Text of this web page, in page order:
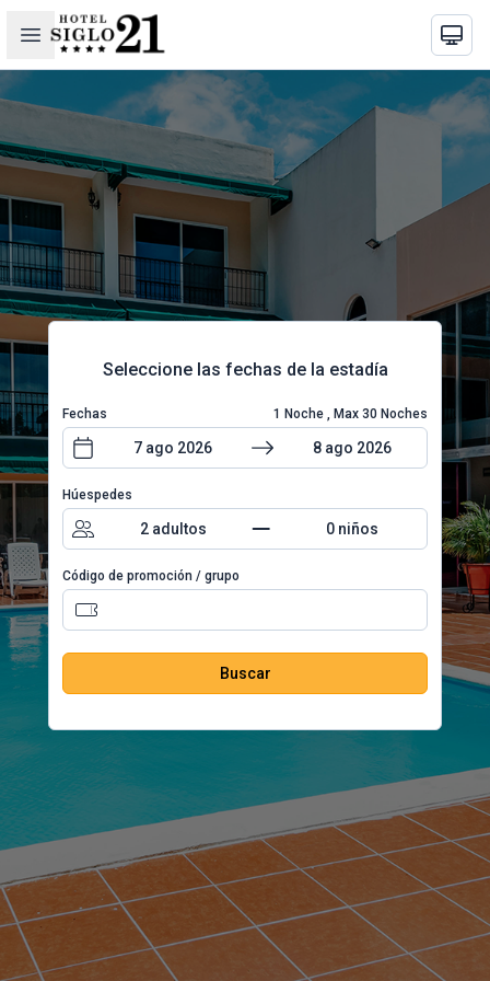
Seleccione las fechas de la estadía
Fechas 1 Noche , Max 30 Noches
7 ago 2026 8 ago 2026
Húespedes
2 adultos 0 niños
Código de promoción / grupo
Buscar